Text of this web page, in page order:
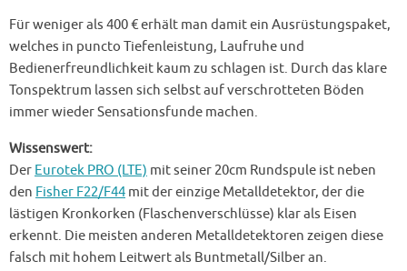
Für weniger als 400 € erhält man damit ein Ausrüstungspaket,
welches in puncto Tiefenleistung, Laufruhe und
Bedienerfreundlichkeit kaum zu schlagen ist. Durch das klare
Tonspektrum lassen sich selbst auf verschrotteten Böden
immer wieder Sensationsfunde machen.
Wissenswert:
Der Eurotek PRO (LTE) mit seiner 20cm Rundspule ist neben
den Fisher F22/F44 mit der einzige Metalldetektor, der die
lästigen Kronkorken (Flaschenverschlüsse) klar als Eisen
erkennt. Die meisten anderen Metalldetektoren zeigen diese
falsch mit hohem Leitwert als Buntmetall/Silber an.